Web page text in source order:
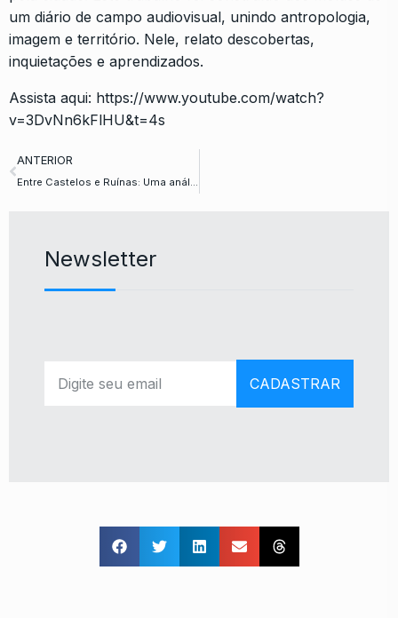
um diário de campo audiovisual, unindo antropologia,
imagem e território. Nele, relato descobertas,
inquietações e aprendizados.
Assista aqui: https://www.youtube.com/watch?
v=3DvNn6kFlHU&t=4s
ANTERIOR
Entre Castelos e Ruínas: Uma análise sobre a potencialidade da destruição construtiva imanente às estátuas Ogoh-Ogoh
Newsletter